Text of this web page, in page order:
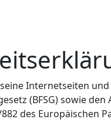
Internetseiten
(BFSG) sowie
des Europäischen